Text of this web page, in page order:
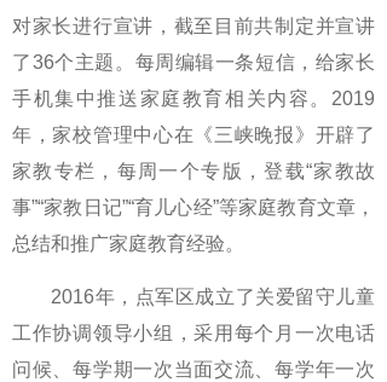
对家长进行宣讲，截至目前共制定并宣讲
了36个主题。每周编辑一条短信，给家长
手机集中推送家庭教育相关内容。2019
年，家校管理中心在《三峡晚报》开辟了
家教专栏，每周一个专版，登载“家教故
事”“家教日记”“育儿心经”等家庭教育文章，
总结和推广家庭教育经验。
2016年，点军区成立了关爱留守儿童
工作协调领导小组，采用每个月一次电话
问候、每学期一次当面交流、每学年一次